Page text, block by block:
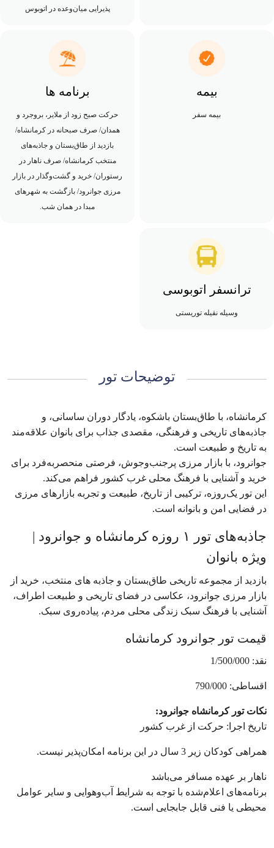
پذیرایی میان‌وعده در اتوبوس
بیمه
بیمه سفر
برنامه ها
حرکت صبح زود از ملایر، بروجرد و
همدان/ صرف صبحانه در کرمانشاه/
بازدید از طاق‌بستان و جاذبه‌های
منتخب کرمانشاه/ صرف ناهار در
رستوران/ خرید و گشت‌وگذار در بازار
مرزی جوانرود/ بازگشت به شهرهای
مبدا در همان شب.
ترانسفر اتوبوسی
وسیله نقیله توریستی
توضیحات تور
کرمانشاه، با طاق‌بستان باشکوه، یادگار دوران ساسانی، و
جاذبه‌های تاریخی و فرهنگی، مقصدی جذاب برای بانوان علاقه‌مند
به تاریخ و طبیعت است.
جوانرود، با بازار مرزی پرجنب‌وجوش، فرصتی منحصربه‌فرد برای
خرید و آشنایی با فرهنگ محلی غرب کشور فراهم می‌کند.
این تور یک‌روزه، ترکیبی از تاریخ، طبیعت و تجربه بازارهای مرزی
در فضایی امن و بانوانه است.
جاذبه‌های تور ۱ روزه کرمانشاه و جوانرود |
ویژه بانوان
بازدید از مجموعه تاریخی طاق‌بستان و جاذبه های منتخب، خرید از
بازار مرزی جوانرود، عکاسی در فضای تاریخی و طبیعت اطراف،
آشنایی با فرهنگ سبک زندگی محلی مردم، پیاده‌روی سبک.
قیمت تور جوانرود کرمانشاه
نقد: 1/500/000
اقساطی: 790/000
نکات تور کرمانشاه جوانرود:
تاریخ اجرا: حرکت از غرب کشور
همراهی کودکان زیر 3 سال در این برنامه امکان‌پذیر نیست.
ناهار بر عهده مسافر می‌باشد
برنامه‌های اعلام‌شده با توجه به شرایط آب‌وهوایی و سایر عوامل
محیطی یا فنی قابل جابجایی است.